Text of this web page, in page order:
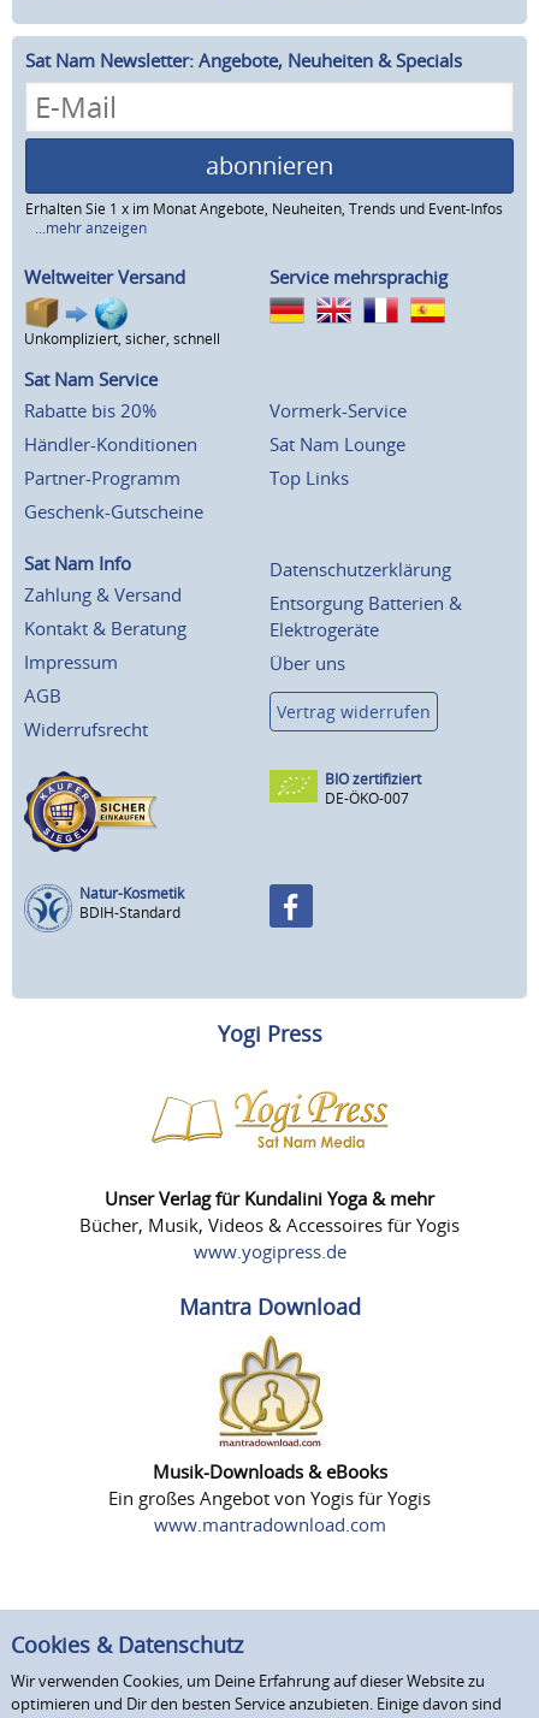
Sat Nam Newsletter: Angebote, Neuheiten & Specials
abonnieren
Erhalten Sie 1 x im Monat Angebote, Neuheiten, Trends und Event-Infos
...mehr anzeigen
Weltweiter Versand
Unkompliziert, sicher, schnell
Service mehrsprachig
Sat Nam Service
Rabatte bis 20%
Händler-Konditionen
Partner-Programm
Geschenk-Gutscheine
Vormerk-Service
Sat Nam Lounge
Top Links
Sat Nam Info
Zahlung & Versand
Kontakt & Beratung
Impressum
AGB
Widerrufsrecht
Datenschutzerklärung
Entsorgung Batterien &
Elektrogeräte
Über uns
Vertrag widerrufen
BIO zertifiziert
DE-ÖKO-007
Natur-Kosmetik
BDIH-Standard
Yogi Press
Unser Verlag für Kundalini Yoga & mehr
Bücher, Musik, Videos & Accessoires für Yogis
www.yogipress.de
Mantra Download
Musik-Downloads & eBooks
Ein großes Angebot von Yogis für Yogis
www.mantradownload.com
Cookies & Datenschutz
Wir verwenden Cookies, um Deine Erfahrung auf dieser Website zu
optimieren und Dir den besten Service anzubieten. Einige davon sind